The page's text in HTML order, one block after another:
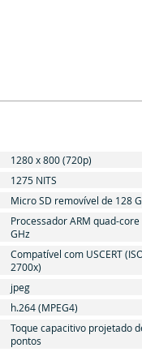
1280 x 800 (720p)
1275 NITS
Micro SD removível de 128
Processador ARM quad-core
GHz
Compatível com USCERT
2700x)
jpeg
h.264 (MPEG4)
Toque capacitivo projetado
pontos